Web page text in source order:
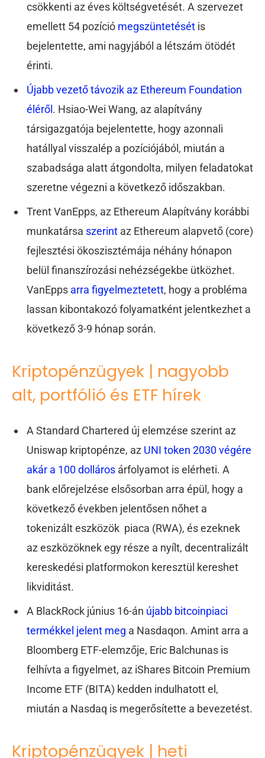
csökkenti az éves költségvetését. A szervezet
emellett 54 pozíció megszüntetését is
bejelentette, ami nagyjából a létszám ötödét
érinti.
Újabb vezető távozik az Ethereum Foundation
éléről . Hsiao-Wei Wang, az alapítvány
társigazgatója bejelentette, hogy azonnali
hatállyal visszalép a pozíciójából, miután a
szabadsága alatt átgondolta, milyen feladatokat
szeretne végezni a következő időszakban.
Trent VanEpps, az Ethereum Alapítvány korábbi
munkatársa szerint az Ethereum alapvető (core)
fejlesztési ökoszisztémája néhány hónapon
belül finanszírozási nehézségekbe ütközhet.
VanEpps arra figyelmeztetett, hogy a probléma
lassan kibontakozó folyamatként jelentkezhet a
következő 3-9 hónap során.
Kriptopénzügyek | nagyobb
alt, portfólió és ETF hírek
A Standard Chartered új elemzése szerint az
Uniswap kriptopénze, az UNI token 2030 végére
akár a 100 dolláros árfolyamot is elérheti. A
bank előrejelzése elsősorban arra épül, hogy a
következő években jelentősen nőhet a
tokenizált eszközök piaca (RWA), és ezeknek
az eszközöknek egy része a nyílt, decentralizált
kereskedési platformokon keresztül kereshet
likviditást.
A BlackRock június 16-án újabb bitcoinpiaci
termékkel jelent meg a Nasdaqon. Amint arra a
Bloomberg ETF-elemzője, Eric Balchunas is
felhívta a figyelmet, az iShares Bitcoin Premium
Income ETF (BITA) kedden indulhatott el,
miután a Nasdaq is megerősítette a bevezetést.
Kriptopénzügyek | heti